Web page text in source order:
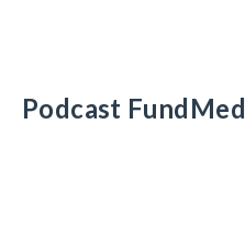
Podcast FundMed